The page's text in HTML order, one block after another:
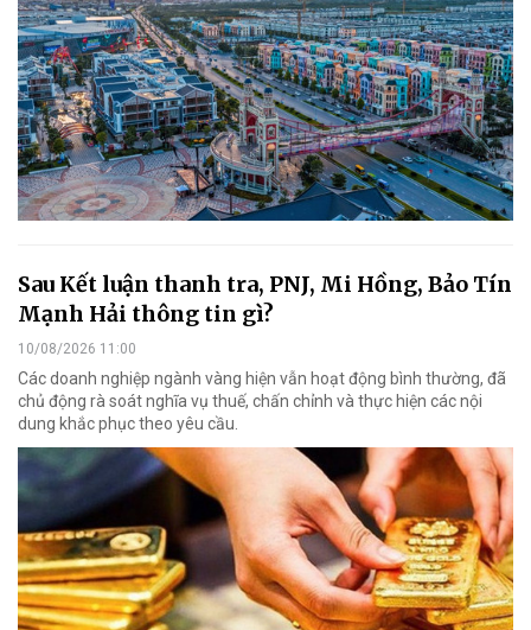
Sau Kết luận thanh tra, PNJ, Mi Hồng, Bảo Tín
Mạnh Hải thông tin gì?
10/08/2026 11:00
Các doanh nghiệp ngành vàng hiện vẫn hoạt động bình thường, đã
chủ động rà soát nghĩa vụ thuế, chấn chỉnh và thực hiện các nội
dung khắc phục theo yêu cầu.